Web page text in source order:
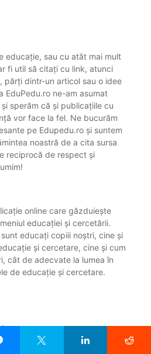
educație, sau cu atât mai mult
fi util să citați cu link, atunci
părți dintr-un articol sau o idee
EduPedu.ro ne-am asumat
sperăm că și publicațiile cu
vor face la fel. Ne bucurăm
pe Edupedu.ro și suntem
noastră de a cita sursa
reciprocă de respect și
online care găzduiește
educației și cercetării.
educați copiii noștri, cine și
și cercetare, cine și cum
cât de adecvate la lumea în
de educație și cercetare.